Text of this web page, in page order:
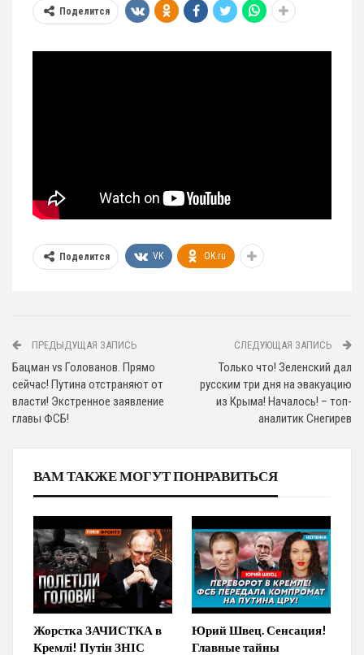
Поделится
Поделится VK OK.ru
ПРЕДЫДУЩАЯ ЗАПИСЬ
Бацман vs Голованов. Прямо
сейчас! Путина отстраняют от
власти! Экстренное заявление
главы ФСБ!
СЛЕДУЮЩАЯ ЗАПИСЬ
Только что! Зеленский дал
русским три дня на эвакуацию
из Крыма! Началось! – топ-
аналитик Снегирев
ВАМ ТАКЖЕ МОГУТ ПОНРАВИТЬСЯ
Жорстка ЗАЧИСТКА в
Кремлі! Путін ЗНІС
Юрий Швец. Сенсация!
Главные тайны